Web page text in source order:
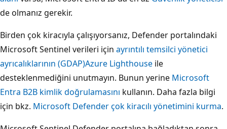
de olmanız gerekir.
Birden çok kiracıyla çalışıyorsanız, Defender portalındaki
Microsoft Sentinel verileri için ayrıntılı temsilci yönetici
ayrıcalıklarının (GDAP)Azure Lighthouse ile
desteklenmediğini unutmayın. Bunun yerine Microsoft
Entra B2B kimlik doğrulamasını kullanın. Daha fazla bilgi
için bkz. Microsoft Defender çok kiracılı yönetimini kurma.